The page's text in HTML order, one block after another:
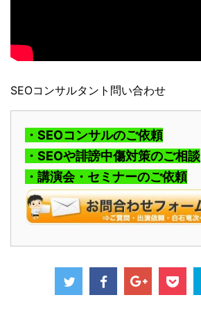
SEOコンサルタント問い合わせ
・SEOコンサルのご依頼
・SEOや誹謗中傷対策のご相談
・講演会・セミナーのご依頼